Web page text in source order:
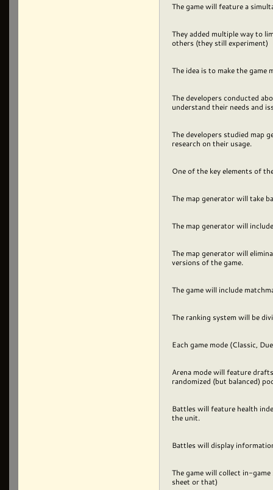
The game will feature a
They added multiple way to
others (they still experiment)
The idea is to make the
The developers conducted
understand their needs and
The developers studied map
research on their usage.
One of the key elements of
The map generator will take
The map generator will
The map generator will
versions of the game.
The game will include
The ranking system will be
Each game mode (Classic,
Arena mode will feature
randomized (but balanced)
Battles will feature health
the unit.
Battles will display
The game will collect in-
sheet or that)